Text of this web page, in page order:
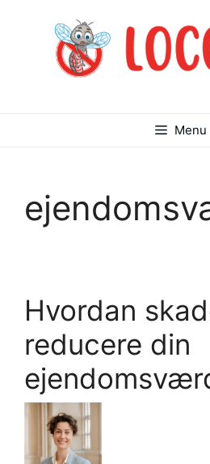
Menu
Hvordan
reducere din